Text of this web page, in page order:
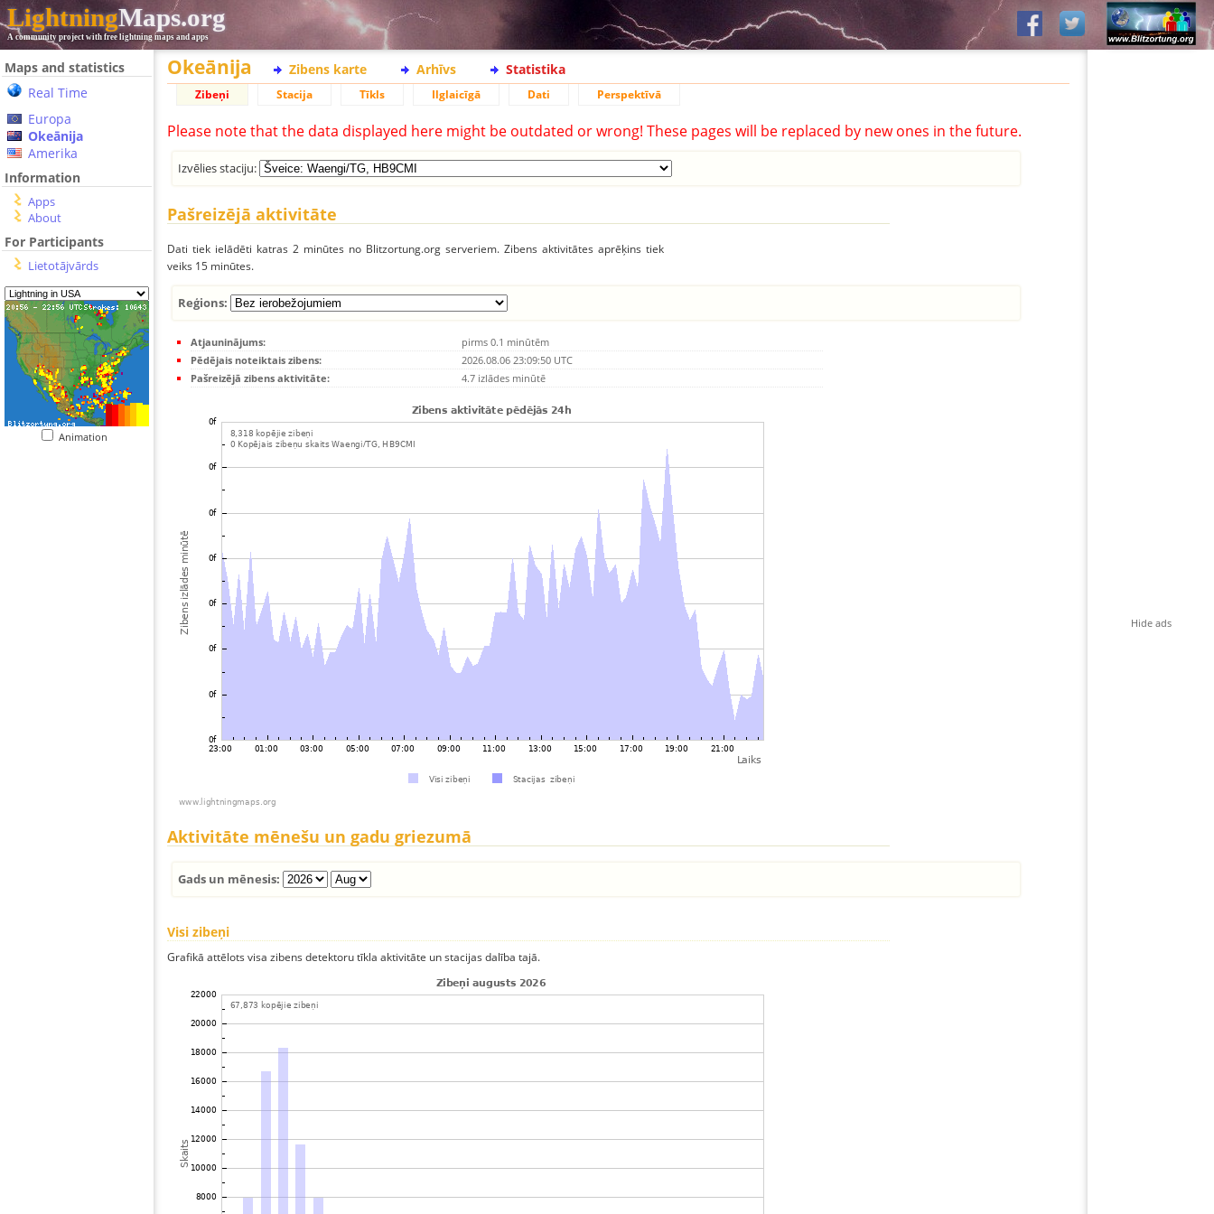
LightningMaps.org
A community project with free lightning maps and apps
Maps and statistics
Real Time
Europa
Okeānija
Amerika
Information
Apps
About
For Participants
Lietotājvārds
Animation
Okeānija Zibens karte Arhīvs Statistika
Zibeņi Stacija Tīkls Ilglaicīgā Dati Perspektīvā
Please note that the data displayed here might be outdated or wrong! These pages will be replaced by new ones in the future.
Izvēlies staciju:
Pašreizējā aktivitāte
Dati tiek ielādēti katras 2 minūtes no Blitzortung.org serveriem. Zibens aktivitātes aprēķins tiek
veiks 15 minūtes.
Reģions:
Atjauninājums:
pirms 0.1 minūtēm
Pēdējais noteiktais zibens:
2026.08.06 23:09:50 UTC
Pašreizējā zibens aktivitāte:
4.7 izlādes minūtē
Aktivitāte mēnešu un gadu griezumā
Gads un mēnesis:
Visi zibeņi
Grafikā attēlots visa zibens detektoru tīkla aktivitāte un stacijas dalība tajā.
Hide ads